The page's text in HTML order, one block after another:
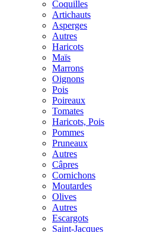
Coquilles
Artichauts
Asperges
Autres
Haricots
Maïs
Marrons
Oignons
Pois
Poireaux
Tomates
Haricots, Pois
Pommes
Pruneaux
Autres
Câpres
Cornichons
Moutardes
Olives
Autres
Escargots
Saint-Jacques